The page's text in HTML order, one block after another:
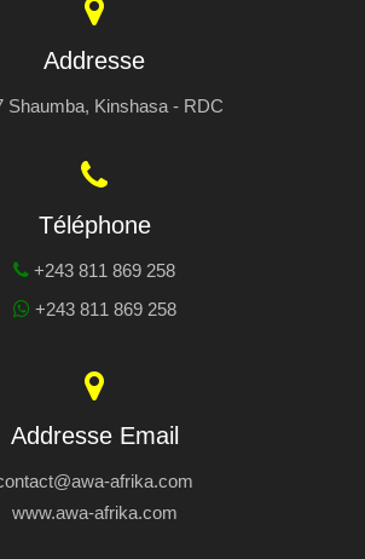
Addresse
Shaumba, Kinshasa - RDC
Téléphone
+243 811 869 258
+243 811 869 258
Addresse Email
afrika.com
www.awa-afrika.com